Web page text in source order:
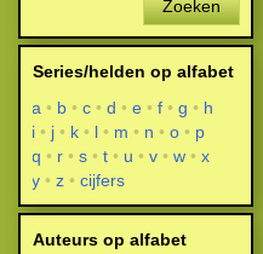
Zoeken
Series/helden op alfabet
a
b c d e f g
h
i
j k l m n o
p
q
r s t u v w
x
y
z cijfers
Auteurs op alfabet